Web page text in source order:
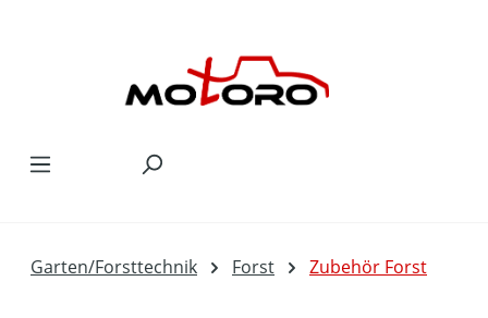
Garten/Forsttechnik Forst Zubehör Forst